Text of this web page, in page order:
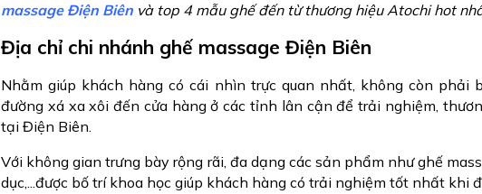
massage Điện Biên và top 4 mẫu ghế đến từ thương hiệu Atochi hot
Địa chỉ chi nhánh ghế massage Điện Biên
Nhằm giúp khách hàng có cái nhìn trực quan nhất, không còn
đường xá xa xôi đến cửa hàng ở các tỉnh lân cận để trải nghiệm,
tại Điện Biên.
Với không gian trưng bày rộng rãi, đa dạng các sản phẩm như ghế
dục,...được bố trí khoa học giúp khách hàng có trải nghiệm tốt nhất khi